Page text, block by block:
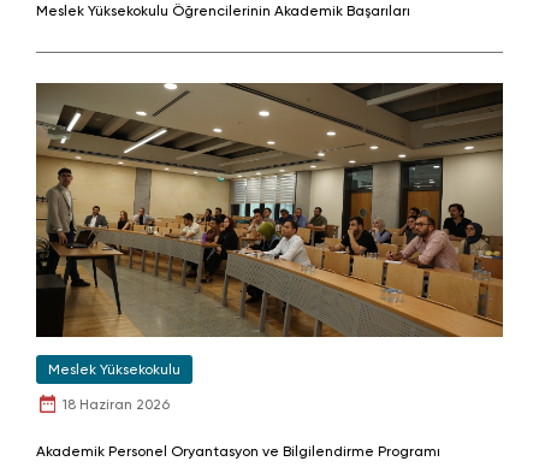
Meslek Yüksekokulu Öğrencilerinin Akademik Başarıları
Meslek Yüksekokulu
18 Haziran 2026
Akademik Personel Oryantasyon ve Bilgilendirme Programı